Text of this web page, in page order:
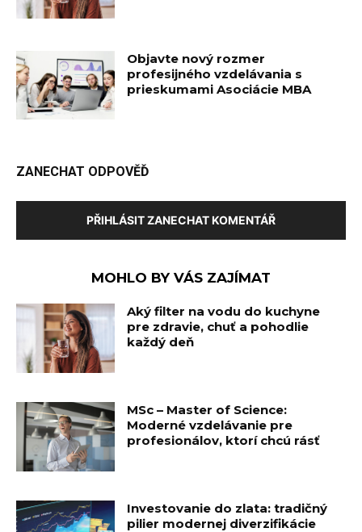
Objavte nový rozmer
profesijného vzdelávania s
prieskumami Asociácie MBA
ZANECHAT ODPOVĚĎ
PŘIHLÁSIT ZANECHAT KOMENTÁŘ
MOHLO BY VÁS ZAJÍMAT
Aký filter na vodu do kuchyne
pre zdravie, chuť a pohodlie
každý deň
MSc – Master of Science:
Moderné vzdelávanie pre
profesionálov, ktorí chcú rásť
Investovanie do zlata: tradičný
pilier modernej diverzifikácie